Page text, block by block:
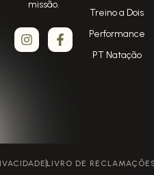
missão.
Treino a Dois
Performance
PT Natação
POLÍTICA DE PRIVACIDADE